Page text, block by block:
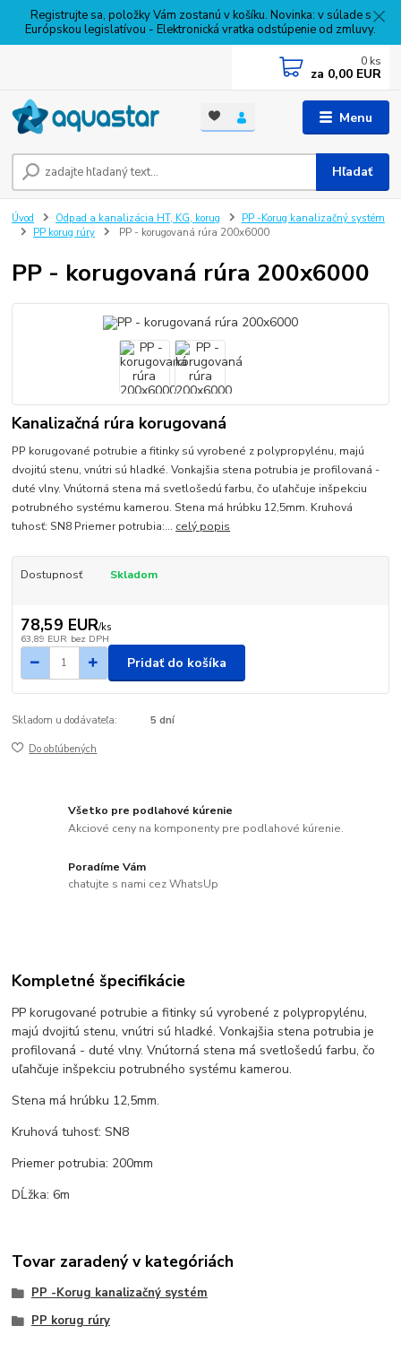
Registrujte sa, položky Vám zostanú v košíku. Novinka: v súlade s
Európskou legislatívou - Elektronická vratka odstúpenie od zmluvy.
Menu
Hľadať
0 ks
za 0,00 EUR
Úvod Odpad a kanalizácia HT, KG, korug
PP -Korug kanalizačný systém
PP korug rúry
PP - korugovaná rúra 200x6000
PP - korugovaná rúra 200x6000
Kanalizačná rúra korugovaná
PP korugované potrubie a fitinky sú vyrobené z polypropylénu, majú
dvojitú stenu, vnútri sú hladké. Vonkajšia stena potrubia je profilovaná -
duté vlny. Vnútorná stena má svetlošedú farbu, čo uľahčuje inšpekciu
potrubného systému kamerou. Stena má hrúbku 12,5mm. Kruhová
tuhosť: SN8 Priemer potrubia:... celý popis
Dostupnosť Skladom
78,59 EUR/ks
63,89 EUR bez DPH
Pridať do košíka
Skladom u dodávateľa: 5 dní
Do obľúbených
Všetko pre podlahové kúrenie
Akciové ceny na komponenty pre podlahové kúrenie.
Poradíme Vám
chatujte s nami cez WhatsUp
Kompletné špecifikácie
PP korugované potrubie a fitinky sú vyrobené z polypropylénu,
majú dvojitú stenu, vnútri sú hladké. Vonkajšia stena potrubia je
profilovaná - duté vlny. Vnútorná stena má svetlošedú farbu, čo
uľahčuje inšpekciu potrubného systému kamerou.
Stena má hrúbku 12,5mm.
Kruhová tuhosť: SN8
Priemer potrubia: 200mm
DĹžka: 6m
Tovar zaradený v kategóriách
PP -Korug kanalizačný systém
PP korug rúry